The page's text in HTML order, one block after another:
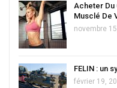
Acheter
Musclé De
novembre
FELIN : un
février 19,